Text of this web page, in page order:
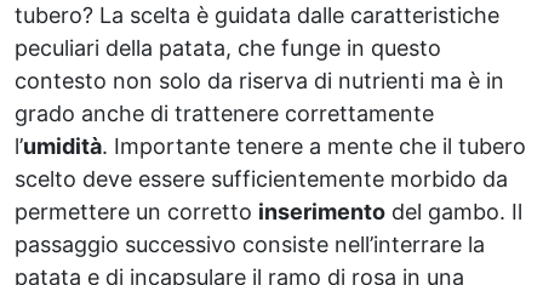
tubero? La scelta è guidata dalle caratteristiche
peculiari della patata, che funge in questo
contesto non solo da riserva di nutrienti ma è in
grado anche di trattenere correttamente
l’umidità. Importante tenere a mente che il tubero
scelto deve essere sufficientemente morbido da
permettere un corretto inserimento del gambo. Il
passaggio successivo consiste nell’interrare la
patata e di incapsulare il ramo di rosa in una